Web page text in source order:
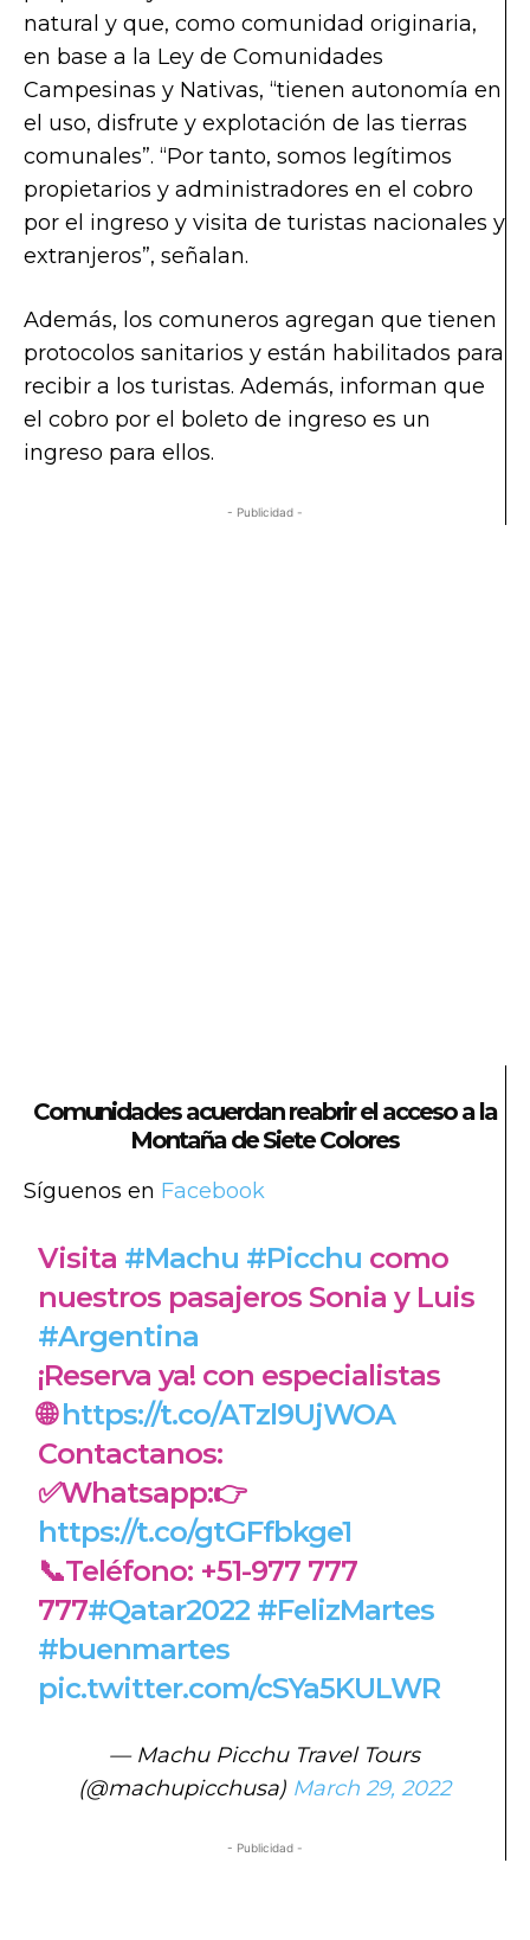
natural y que, como comunidad originaria,
en base a la Ley de Comunidades
Campesinas y Nativas, “tienen autonomía en
el uso, disfrute y explotación de las tierras
comunales”. “Por tanto, somos legítimos
propietarios y administradores en el cobro
por el ingreso y visita de turistas nacionales y
extranjeros”, señalan.
Además, los comuneros agregan que tienen
protocolos sanitarios y están habilitados para
recibir a los turistas. Además, informan que
el cobro por el boleto de ingreso es un
ingreso para ellos.
- Publicidad -
Comunidades acuerdan reabrir el acceso a la
Montaña de Siete Colores
Síguenos en Facebook
Visita #Machu #Picchu como
nuestros pasajeros Sonia y Luis
#Argentina
¡Reserva ya! con especialistas
🌐https://t.co/ATzl9UjWOA
Contactanos:
✅Whatsapp:👉
https://t.co/gtGFfbkge1
📞Teléfono: +51-977 777
777#Qatar2022 #FelizMartes
#buenmartes
pic.twitter.com/cSYa5KULWR
— Machu Picchu Travel Tours
(@machupicchusa) March 29, 2022
- Publicidad -